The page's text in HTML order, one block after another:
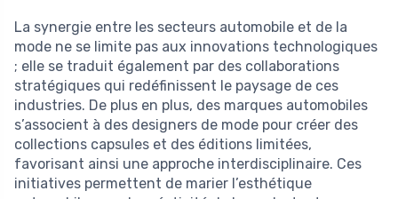
La synergie entre les secteurs automobile et de la
mode ne se limite pas aux innovations technologiques
; elle se traduit également par des collaborations
stratégiques qui redéfinissent le paysage de ces
industries. De plus en plus, des marques automobiles
s’associent à des designers de mode pour créer des
collections capsules et des éditions limitées,
favorisant ainsi une approche interdisciplinaire. Ces
initiatives permettent de marier l’esthétique